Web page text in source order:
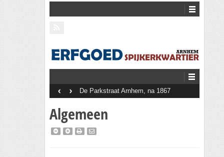
De Parkstraat Arnhem, na 1867
‹ ›
Algemeen